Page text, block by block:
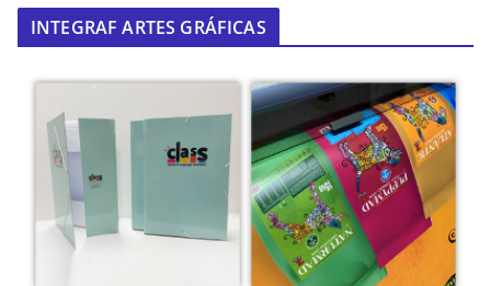
INTEGRAF ARTES GRÁFICAS